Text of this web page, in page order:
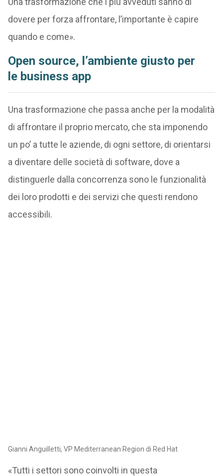
dovere per forza affrontare, l’importante è capire
quando e come».
Open source, l’ambiente giusto per
le business app
Una trasformazione che passa anche per la modalità
di affrontare il proprio mercato, che sta imponendo
un po’ a tutte le aziende, di ogni settore, di orientarsi
a diventare delle società di software, dove a
distinguerle dalla concorrenza sono le funzionalità
dei loro prodotti e dei servizi che questi rendono
accessibili.
Gianni Anguilletti, VP Mediterranean Region di Red Hat
«Tutti i settori sono coinvolti in questa